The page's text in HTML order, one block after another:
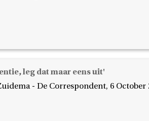
leg dat maar eens uit'
- De Correspondent, 6 October